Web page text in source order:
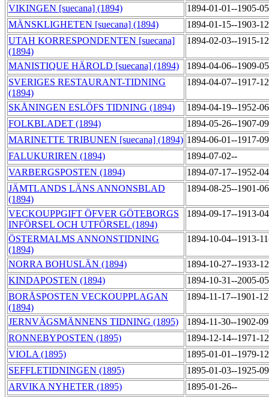
VIKINGEN [suecana] (1894)
1894-01-01--1905-
MÄNSKLIGHETEN [suecana] (1894)
1894-01-15--1903-
UTAH KORRESPONDENTEN [suecana]
(1894)
1894-02-03--1915-
MANISTIQUE HÄROLD [suecana] (1894)
1894-04-06--1909-
SVERIGES RESTAURANT-TIDNING
(1894)
1894-04-07--1917-
SKÅNINGEN ESLÖFS TIDNING (1894)
1894-04-19--1952-
FOLKBLADET (1894)
1894-05-26--1907-
MARINETTE TRIBUNEN [suecana] (1894) 1894-06-01--1917-
FALUKURIREN (1894)
1894-07-02--
VARBERGSPOSTEN (1894)
1894-07-17--1952-
JÄMTLANDS LÄNS ANNONSBLAD
(1894)
1894-08-25--1901-
VECKOUPPGIFT ÖFVER GÖTEBORGS
INFÖRSEL OCH UTFÖRSEL (1894)
1894-09-17--1913-
ÖSTERMALMS ANNONSTIDNING
(1894)
1894-10-04--1913-
NORRA BOHUSLÄN (1894)
1894-10-27--1933-
KINDAPOSTEN (1894)
1894-10-31--2005-
BORÅSPOSTEN VECKOUPPLAGAN
(1894)
1894-11-17--1901-
JERNVÄGSMÄNNENS TIDNING (1895)
1894-11-30--1902-
RONNEBYPOSTEN (1895)
1894-12-14--1971-
VIOLA (1895)
1895-01-01--1979-
SEFFLETIDNINGEN (1895)
1895-01-03--1925-
ARVIKA NYHETER (1895)
1895-01-26--